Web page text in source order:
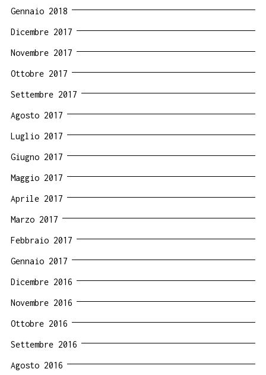
Gennaio 2018
Dicembre 2017
Novembre 2017
Ottobre 2017
Settembre 2017
Agosto 2017
Luglio 2017
Giugno 2017
Maggio 2017
Aprile 2017
Marzo 2017
Febbraio 2017
Gennaio 2017
Dicembre 2016
Novembre 2016
Ottobre 2016
Settembre 2016
Agosto 2016